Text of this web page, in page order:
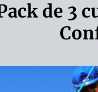
de 3